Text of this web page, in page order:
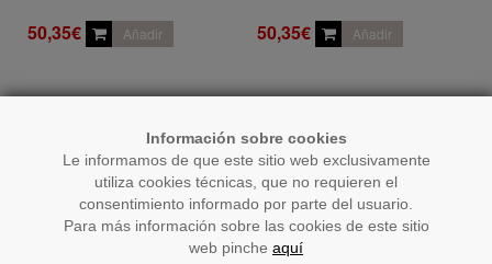
Información sobre cookies
Le informamos de que este sitio web exclusivamente
utiliza cookies técnicas, que no requieren el
consentimiento informado por parte del usuario.
Para más información sobre las cookies de este sitio
web pinche aquí
50,35€ Añadir 50,35€ Añadir